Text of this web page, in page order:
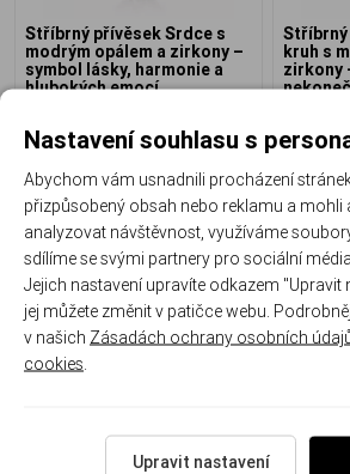
Stříbrný přívěsek Srdce s
modrým opálem a zirkony –
symbol lásky, harmonie a
hlubokých emocí
Ihned k odeslání
1 090 Kč
kruh s
zirkony
Doprava zdarma
Nastavení souhlasu s
Abychom vám usnadnili procházení
přizpůsobený obsah nebo reklamu a mohli
analyzovat návštěvnost, využíváme
sdílíme se svými partnery pro sociální
Jejich nastavení upravíte odkazem "Upravit
jej můžete změnit v patičce webu.
v našich Zásadách ochrany osobních
cookies
Upravit nastavení